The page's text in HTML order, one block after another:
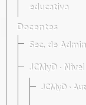
educativa
Docentes
Sec. de
JCMyD ·
JCMyD ·